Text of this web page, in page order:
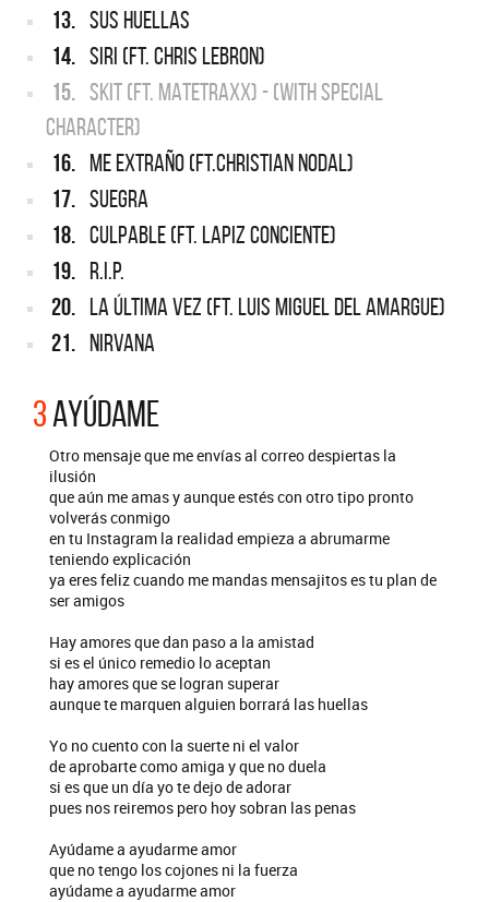
13. SUS HUELLAS
14. SIRI (FT. CHRIS LEBRON)
15. SKIT (FT. MATETRAXX) - (WITH SPECIAL
CHARACTER)
16. ME EXTRAÑO (FT.CHRISTIAN NODAL)
17. SUEGRA
18. CULPABLE (FT. LAPIZ CONCIENTE)
19. R.I.P.
20. LA ÚLTIMA VEZ (FT. LUIS MIGUEL DEL AMARGUE)
21. NIRVANA
3AYÚDAME
Otro mensaje que me envías al correo despiertas la
ilusión
que aún me amas y aunque estés con otro tipo pronto
volverás conmigo
en tu Instagram la realidad empieza a abrumarme
teniendo explicación
ya eres feliz cuando me mandas mensajitos es tu plan de
ser amigos
Hay amores que dan paso a la amistad
si es el único remedio lo aceptan
hay amores que se logran superar
aunque te marquen alguien borrará las huellas
Yo no cuento con la suerte ni el valor
de aprobarte como amiga y que no duela
si es que un día yo te dejo de adorar
pues nos reiremos pero hoy sobran las penas
Ayúdame a ayudarme amor
que no tengo los cojones ni la fuerza
ayúdame a ayudarme amor